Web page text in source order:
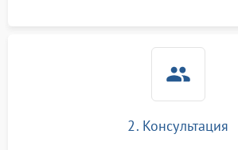
2. Консультация